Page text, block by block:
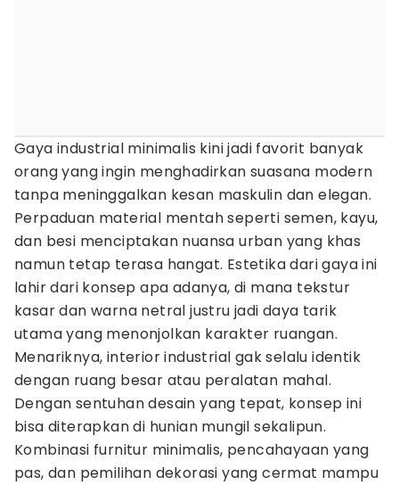
Gaya industrial minimalis kini jadi favorit banyak
orang yang ingin menghadirkan suasana modern
tanpa meninggalkan kesan maskulin dan elegan.
Perpaduan material mentah seperti semen, kayu,
dan besi menciptakan nuansa urban yang khas
namun tetap terasa hangat. Estetika dari gaya ini
lahir dari konsep apa adanya, di mana tekstur
kasar dan warna netral justru jadi daya tarik
utama yang menonjolkan karakter ruangan.
Menariknya, interior industrial gak selalu identik
dengan ruang besar atau peralatan mahal.
Dengan sentuhan desain yang tepat, konsep ini
bisa diterapkan di hunian mungil sekalipun.
Kombinasi furnitur minimalis, pencahayaan yang
pas, dan pemilihan dekorasi yang cermat mampu